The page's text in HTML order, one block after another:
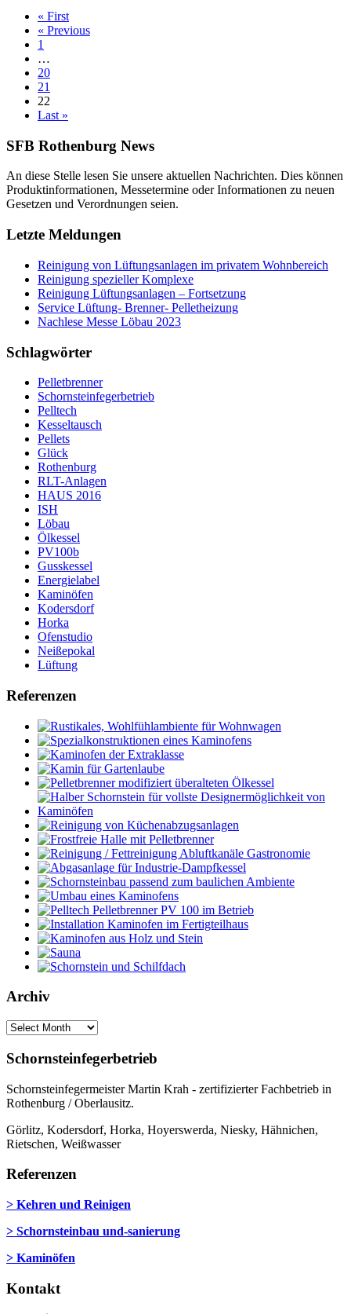
« First
« Previous
1
…
20
21
22
Last »
SFB Rothenburg News
An diese Stelle lesen Sie unsere aktuellen Nachrichten. Dies können
Produktinformationen, Messetermine oder Informationen zu neuen
Gesetzen und Verordnungen seien.
Letzte Meldungen
Reinigung von Lüftungsanlagen im privatem Wohnbereich
Reinigung spezieller Komplexe
Reinigung Lüftungsanlagen – Fortsetzung
Service Lüftung- Brenner- Pelletheizung
Nachlese Messe Löbau 2023
Schlagwörter
Pelletbrenner
Schornsteinfegerbetrieb
Pelltech
Kesseltausch
Pellets
Glück
Rothenburg
RLT-Anlagen
HAUS 2016
ISH
Löbau
Ölkessel
PV100b
Gusskessel
Energielabel
Kaminöfen
Kodersdorf
Horka
Ofenstudio
Neißepokal
Lüftung
Referenzen
Archiv
Schornsteinfegerbetrieb
Schornsteinfegermeister Martin Krah - zertifizierter Fachbetrieb in
Rothenburg / Oberlausitz.
Görlitz, Kodersdorf, Horka, Hoyerswerda, Niesky, Hähnichen,
Rietschen, Weißwasser
Referenzen
> Kehren und Reinigen
> Schornsteinbau und-sanierung
> Kaminöfen
Kontakt